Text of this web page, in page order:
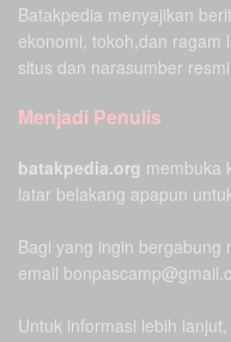
Batakpedia menyajikan
ekonomi, tokoh,dan ragam
situs dan narasumber resmi
Menjadi Penulis
batakpedia.org membuka
latar belakang apapun
Bagi yang ingin bergabung
email
Untuk informasi lebih